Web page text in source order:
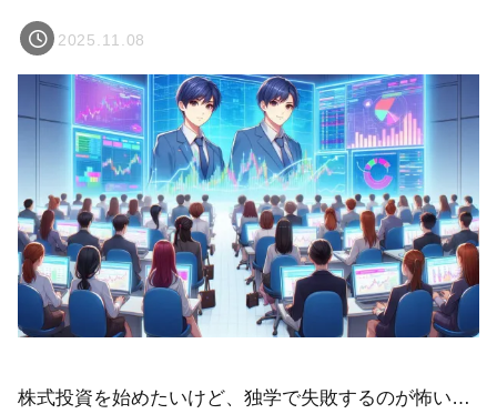
2025.11.08
株式投資を始めたいけど、独学で失敗するのが怖い…